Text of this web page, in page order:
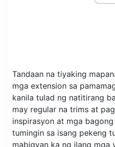
Tandaan na tiyaking
mga extension sa
kanila tulad ng natitirang
may regular na trims at
inspirasyon at mga
tumingin sa isang pekeng
mabigyan ka ng ilang mga